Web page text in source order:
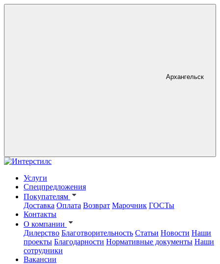
Архангельск
Услуги
Спецпредложения
Покупателям
Доставка Оплата Возврат Марочник ГОСТы
Контакты
О компании
Дилерство Благотворительность Статьи Новости Наши
проекты Благодарности Нормативные документы Наши
сотрудники
Вакансии